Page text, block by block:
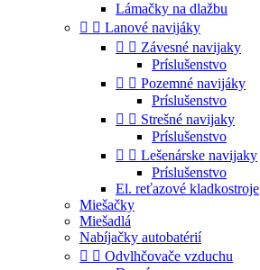
Lámačky na dlažbu
  Lanové navijáky
  Závesné navijaky
Príslušenstvo
  Pozemné navijáky
Príslušenstvo
  Strešné navijaky
Príslušenstvo
  Lešenárske navijaky
Príslušenstvo
El. reťazové kladkostroje
Miešačky
Miešadlá
Nabíjačky autobatérií
  Odvlhčovače vzduchu